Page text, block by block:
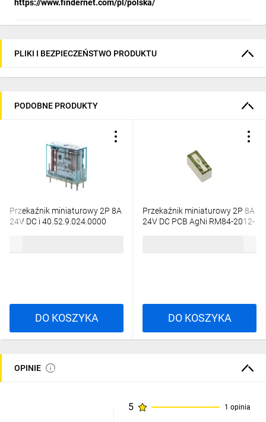
https://www.findernet.com/pl/polska/
PLIKI I BEZPIECZEŃSTWO PRODUKTU
PODOBNE PRODUKTY
Przekaźnik miniaturowy 2P 8A
24V DC i 40.52.9.024.0000
DO KOSZYKA
Przekaźnik miniaturowy 2P 8A
24V DC PCB AgNi RM84-2012-
DO KOSZYKA
OPINIE
5 1 opinia